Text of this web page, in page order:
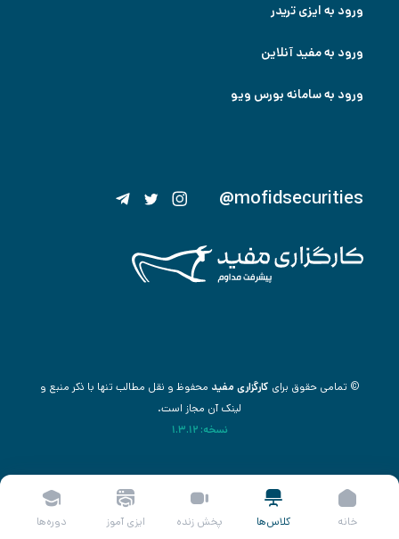
@mofidsecurities
ورود به ایزی تریدر
ورود به مفید آنلاین
ورود به سامانه بورس ویو
© تمامی حقوق برای کارگزاری مفید محفوظ و نقل مطالب تنها با ذکر منبع و
لینک آن مجاز است.
نسخه: 1.3.12
خانه کلاس‌ها پخش زنده ایزی آموز دوره‌ها